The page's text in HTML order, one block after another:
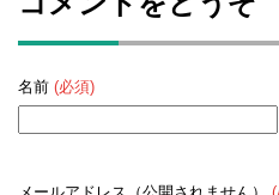
名前 (必須)